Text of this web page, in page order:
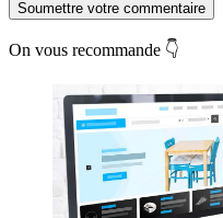
Soumettre votre commentaire
On vous recommande 👇